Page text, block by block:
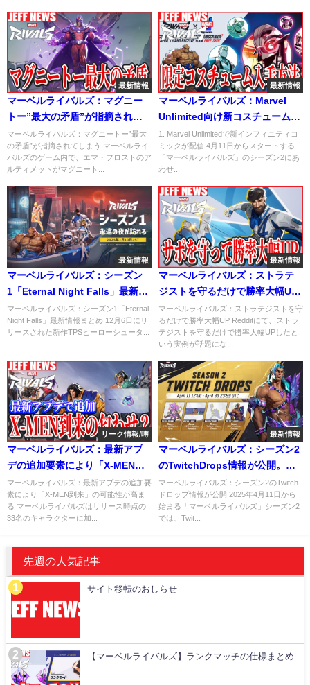
最新情報
マーベルライバルズ：マグニー
トー”最大の矛盾”が指摘されて
しまう
マーベルライバルズ：マグニートー”最大
の矛盾”が指摘されてしまう マーベルライ
バルズのゲーム内で、エマ・フロストのア
ルティメットがマグニート...
最新情報
マーベルライバルズ：Marvel
Unlimited向け新コスチュームの
入手方法まとめ
1. Marvel Unlimitedで新インフィニティコ
ミックが配信 4月11日からスタートする
「マーベルライバルズ」のシーズン2にあ
わせ...
最新情報
マーベルライバルズ：シーズン
1「Eternal Night Falls」最新情
報まとめ
マーベルライバルズ：シーズン1「Eternal
Night Falls」最新情報まとめ 12月6日にリ
リースされた新作TPSヒーローシュータ...
最新情報
マーベルライバルズ：ストラテ
ジストを守るだけで勝率大幅UP
したという実例が話題に
マーベルライバルズ：ストラテジストを守
るだけで勝率大幅UP Redditにて、ストラ
テジストを守るだけで勝率大幅UPしたと
いう実例が話題にな...
リーク情報/噂
マーベルライバルズ：最新アプ
デの追加要素により「X-MEN到
来」の可能性が高まる
マーベルライバルズ：最新アプデの追加要
素により「X-MEN到来」の可能性が高ま
る マーベルライバルズはリリース時点の
33名のキャラクターに加...
最新情報
マーベルライバルズ：シーズン2
のTwitchDrops情報が公開。今
回はネイモアのコスチュームが
無料で登場
マーベルライバルズ：シーズン2のTwitch
ドロップ情報が公開 2025年4月11日から
始まる「マーベルライバルズ」シーズン2
では、Twit...
先週の人気記事
サイト移転のおしらせ
【マーベルライバルズ】ランクマッチの仕様まとめ